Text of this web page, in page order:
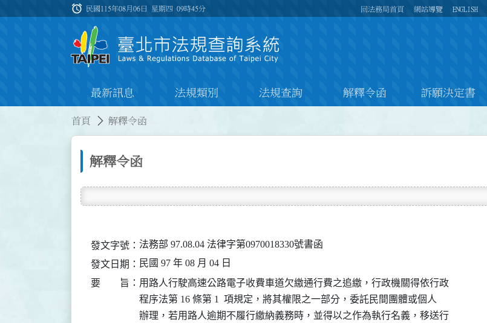
:::
alarm 民國115年08月06日 星期四09時45分 回法務局首頁 網站導覽 ENGLISH
最新訊息 法規類別 法規查詢 解釋令函 訴願決定書
首頁 解釋令函
解釋令函
發文字號： 法務部 97.08.04 法律字第0970018330號書函
發文日期： 民國 97 年 08 月 04 日
要 旨： 用路人行駛高速公路電子收費車道欠繳通行費之追繳，行政機關得依行政
程序法第 16 條第 1  項規定，將其權限之一部分，委託民間團體或個人
辦理，若用路人逾期不履行繳納義務時，並得以之作為執行名義，移送行